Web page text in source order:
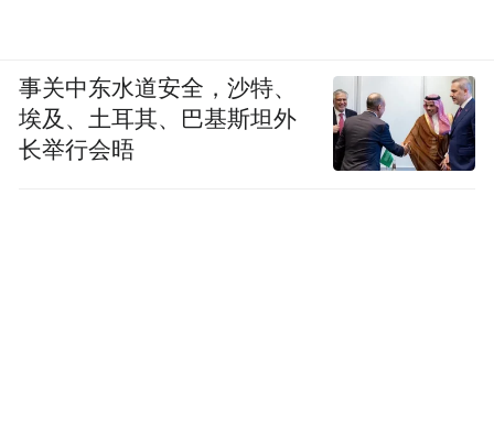
事关中东水道安全，沙特、
埃及、土耳其、巴基斯坦外
长举行会晤